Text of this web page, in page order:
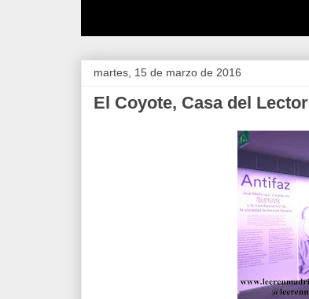
martes, 15 de marzo de 2016
El Coyote, Casa del Lector